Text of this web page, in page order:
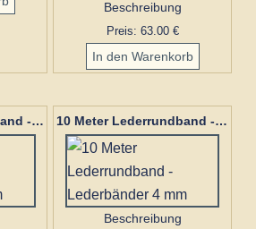
Beschreibung
Preis: 63.00 €
10 Meter Lederrundband - Lederbänder 5 mm 10 Meter Lederrundband - Lederbänder 4 mm
Beschreibung